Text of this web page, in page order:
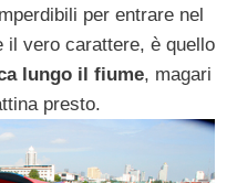
per entrare nel
il vero carattere, è quello
lungo il fiume, magari
presto.